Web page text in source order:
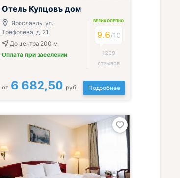
; Завтрак включён
Отель Купцовъ дом
Ярославль, ул.
Трефолева, д. 21
До центра 200 м
Оплата при заселении
ВЕЛИКОЛЕПНО
9.6/10
1239
отзывов
от 6 682,50 руб. Подробнее